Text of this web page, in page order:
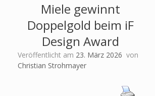
Miele gewinnt
Doppelgold beim iF
Design Award
Veröffentlicht am 23. März 2026 von
Christian Strohmayer